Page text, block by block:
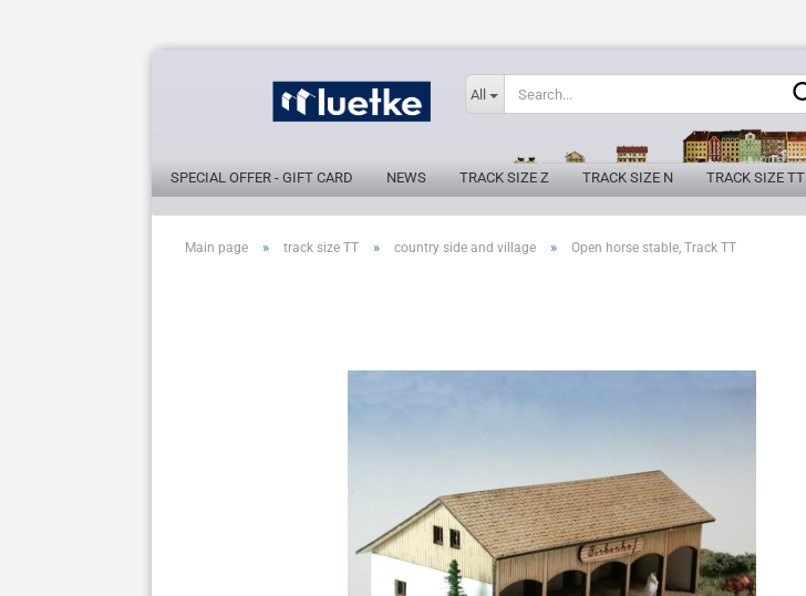
All
SPECIAL OFFER - GIFT CARD NEWS TRACK SIZE Z TRACK SIZE N TRACK SIZE TT
Main page » track size TT » country side and village » Open horse stable, Track TT